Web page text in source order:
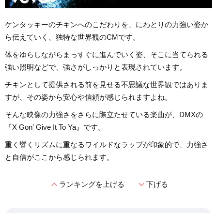
ケンタッキーのチキンへのこだわりを、にわとりの力強い姿か
ら伝えていく、独特な世界観のCMです。
体をゆらしながらまっすぐに進んでいく姿、そこに当てられる
強い照明などで、強さがしっかりと表現されています。
チキンとして提供される前を見せる不思議な世界観ではありま
すが、その姿から安心や信頼が感じられますよね。
そんな映像の力強さをさらに際立たせている楽曲が、DMXの
『X Gon’ Give It To Ya』です。
重く響くリズムに重なるワイルドなラップが印象的で、力強さ
と自信がここから感じられます。
expand_lessランキングを上げる expand_more下げる